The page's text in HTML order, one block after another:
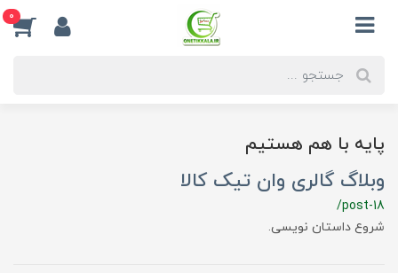
0
پایه با هم هستیم
وبلاگ گالری وان تیک کالا
/post-18
شروع داستان نویسی.